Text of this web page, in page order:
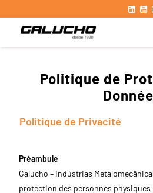
Politique de
Politique de Privacité
Préambule
Galucho – Indústrias
protection des personnes